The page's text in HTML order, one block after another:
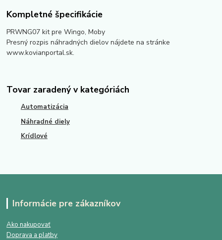
Kompletné špecifikácie
PRWNG07 kit pre Wingo, Moby
Presný rozpis náhradných dielov nájdete na stránke
www.kovianportal.sk.
Tovar zaradený v kategóriách
Automatizácia
Náhradné diely
Krídlové
Informácie pre zákazníkov
Ako nakupovať
Doprava a platby